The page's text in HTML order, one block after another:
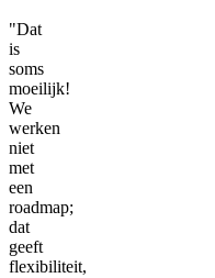
"Dat
is
soms
moeilijk!
We
werken
niet
met
een
roadmap;
dat
geeft
flexibiliteit,